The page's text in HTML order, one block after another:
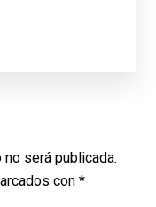
será publicada.
con*